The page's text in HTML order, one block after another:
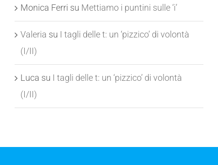
Monica FerrisuMettiamo i puntini sulle ‘i’
Valeria
(I/II)
Luca
(I/II)